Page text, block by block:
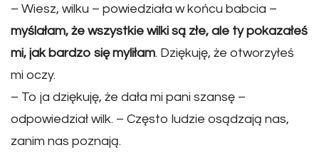
– Wiesz, wilku – powiedziała w końcu babcia –
myślałam, że wszystkie wilki są złe, ale ty pokazałeś
mi, jak bardzo się myliłam. Dziękuję, że otworzyłeś
mi oczy.
– To ja dziękuję, że dała mi pani szansę –
odpowiedział wilk. – Często ludzie osądzają nas,
zanim nas poznają.